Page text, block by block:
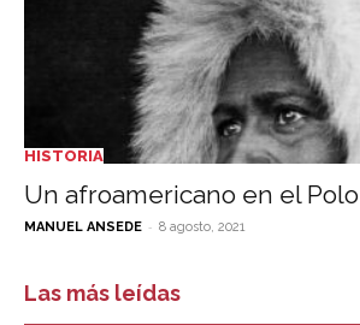
HISTORIA
Un afroamericano en el Polo
MANUEL ANSEDE - 8 agosto, 2021
Las más leídas